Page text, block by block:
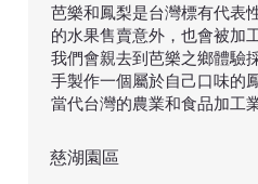
芭樂和鳳梨是台灣標有代表
的水果售賣意外，也會被加
我們會親去到芭樂之鄉體驗
手製作一個屬於自己口味的
當代台灣的農業和食品加工業
慈湖園區